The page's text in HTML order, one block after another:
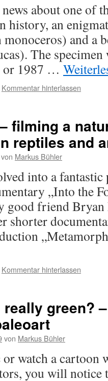
about one of
history, an
and a
The specimen
or 1987 …
Kommentar hinterlassen
filming a
reptiles and
von Markus Bühler
into a
„Into the
good friend Bryan
shorter
Kommentar hinterlassen
green?
von Markus Bühler
watch a cartoon
you will notice